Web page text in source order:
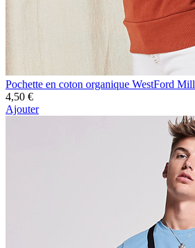
Pochette en coton organique WestFord Mill
4,50 €
Ajouter